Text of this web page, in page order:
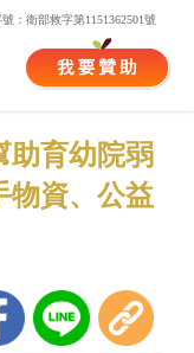
：衛部救字第1151362501號
助育幼院弱
物資、公益